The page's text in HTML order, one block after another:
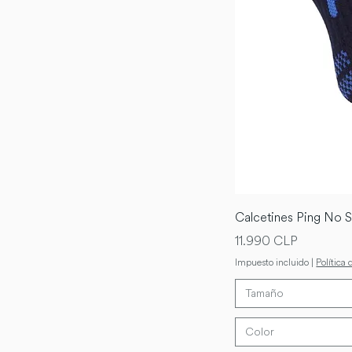
Calcetines Ping No
Precio
11.990 CLP
Impuesto incluido | Política
Tamaño
Color